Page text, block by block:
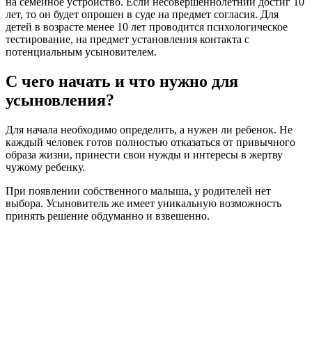
лет, то он будет опрошен в суде на предмет согласия. Для
детей в возрасте менее 10 лет проводится психологическое
тестирование, на предмет установления контакта с
потенциальным усыновителем.
С чего начать и что нужно для
усыновления?
Для начала необходимо определить, а нужен ли ребенок. Не
каждый человек готов полностью отказаться от привычного
образа жизни, принести свои нужды и интересы в жертву
чужому ребенку.
При появлении собственного малыша, у родителей нет
выбора. Усыновитель же имеет уникальную возможность
принять решение обдуманно и взвешенно.